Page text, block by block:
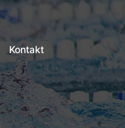
Kontakt